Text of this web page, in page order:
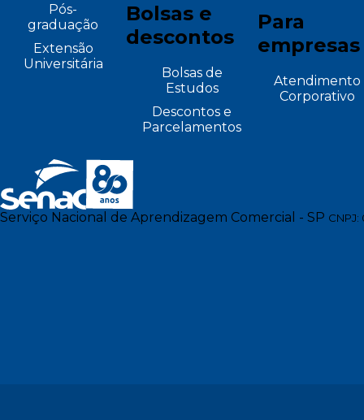
Pós-
graduação
Extensão
Universitária
Bolsas e
descontos
Bolsas de
Estudos
Descontos e
Parcelamentos
Para
empresas
Atendimento
Corporativo
Serviço Nacional de Aprendizagem Comercial - SP